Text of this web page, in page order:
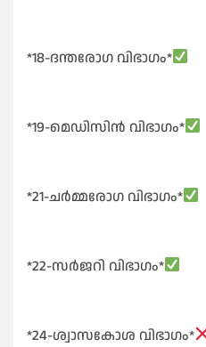
*18-ദന്തരോഗ വിഭാഗം*
*19-മെഡിസിൻ വിഭാഗം*
*21-ചർമ്മരോഗ വിഭാഗം*
*22-സർജറി വിഭാഗം*
*24-ശ്വാസകോശ വിഭാഗം*